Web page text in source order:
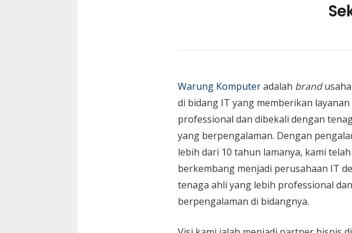
Warung Komputeradalah brand
di bidang IT yang memberikan layanan
professional dan dibekali dengan
yang berpengalaman. Dengan
lebih dari 10 tahun lamanya, kami telah
berkembang menjadi perusahaan IT
tenaga ahli yang lebih professional dan
berpengalaman di bidangnya.